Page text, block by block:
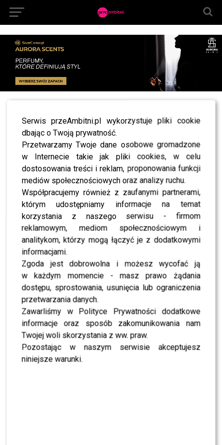
Serwis przeAmbitni.pl wykorzystuje pliki cookie
dbając o Twoją prywatność.
Przetwarzamy Twoje dane osobowe gromadzone
w Internecie takie jak pliki cookies, w celu
dostosowania treści i reklam, proponowania funkcji
mediów społecznościowych oraz analizy ruchu.
Współpracujemy również z zaufanymi partnerami,
którym udostępniamy informacje na temat
korzystania z naszego serwisu - firmom
reklamowym, mediom społecznościowym i
analitykom, którzy mogą łączyć je z dodatkowymi
informacjami.
Zgoda jest dobrowolna i możesz wycofać ją
w każdym momencie - masz prawo żądania
dostępu, sprostowania, usunięcia lub ograniczenia
przetwarzania danych.
Zawarliśmy w Polityce Prywatności dodatkowe
informacje oraz sposób zakomunikowania nam
Twojej woli skorzystania z ww. praw.
Pozostając w naszym serwisie akceptujesz
niniejsze warunki.
All posts tagged "Ewelina Lisowska we mgle dd
tvn"
Indiańska Ewelina Lisowska w DD-TVN (zdjęcia)!
„Ja idę do łóżka z komputerem, uruchamiam
waszego bloga i dopiero wtedy zasypiam!” –
wywiad z Michałem Pirógiem
SHOWBIZ
NEWS
Adam Zdrójkowski zrzucił koszulkę i zachwycił
fanów. Jak to zrobił?
NEWS
Jeden telefon odmienił życie Dawida
Kwiatkowskiego. W tle Justin Bieber
SHOWBIZ
Żurnalista w „Tańcu z Gwiazdami”? Miszczak